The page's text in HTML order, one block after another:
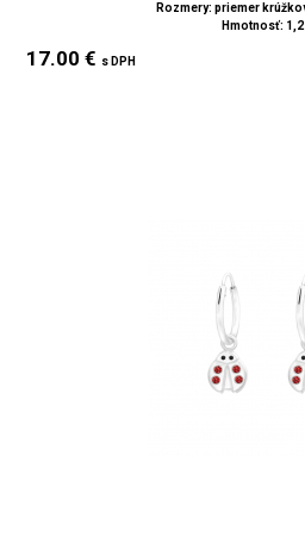
Rozmery: priemer
Hmotnosť: 1,2
17.00 € s DPH